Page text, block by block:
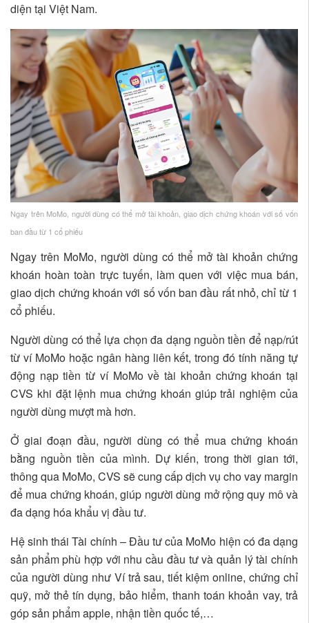
diện tại Việt Nam.
Ngay trên MoMo, người dùng có thể mở tài khoản, giao dịch chứng khoán với số vốn
ban đầu từ 1 cổ phiếu
Ngay trên MoMo, người dùng có thể mở tài khoản chứng
khoán hoàn toàn trực tuyến, làm quen với việc mua bán,
giao dịch chứng khoán với số vốn ban đầu rất nhỏ, chỉ từ 1
cổ phiếu.
Người dùng có thể lựa chọn đa dạng nguồn tiền để nạp/rút
từ ví MoMo hoặc ngân hàng liên kết, trong đó tính năng tự
động nạp tiền từ ví MoMo về tài khoản chứng khoán tại
CVS khi đặt lệnh mua chứng khoán giúp trải nghiệm của
người dùng mượt mà hơn.
Ở giai đoạn đầu, người dùng có thể mua chứng khoán
bằng nguồn tiền của mình. Dự kiến, trong thời gian tới,
thông qua MoMo, CVS sẽ cung cấp dịch vụ cho vay margin
để mua chứng khoán, giúp người dùng mở rộng quy mô và
đa dạng hóa khẩu vị đầu tư.
Hệ sinh thái Tài chính – Đầu tư của MoMo hiện có đa dạng
sản phẩm phù hợp với nhu cầu đầu tư và quản lý tài chính
của người dùng như Ví trả sau, tiết kiệm online, chứng chỉ
quỹ, mở thẻ tín dụng, bảo hiểm, thanh toán khoản vay, trả
góp sản phẩm apple, nhận tiền quốc tế,…